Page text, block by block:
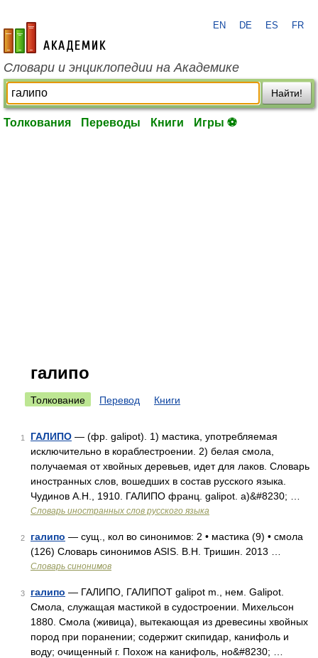
academic.ru
EN DE ES FR
Словари и энциклопедии на Академике
Найти!
Толкования Переводы Книги Игры ⚽
галипо
Толкование Перевод Книги
1 ГАЛИПО — (фр. galipot). 1) мастика, употребляемая
исключительно в кораблестроении. 2) белая смола,
получаемая от хвойных деревьев, идет для лаков. Словарь
иностранных слов, вошедших в состав русского языка.
Чудинов А.Н., 1910. ГАЛИПО франц. galipot. а)&#8230; …
Словарь иностранных слов русского языка
2 галипо — сущ., кол во синонимов: 2 • мастика (9) • смола
(126) Словарь синонимов ASIS. В.Н. Тришин. 2013 …
Словарь синонимов
3 галипо — ГАЛИПО, ГАЛИПОТ galipot m., нем. Galipot.
Смола, служащая мастикой в судостроении. Михельсон
1880. Смола (живица), вытекающая из древесины хвойных
пород при поранении; содержит скипидар, канифоль и
воду; очищенный г. Похож на канифоль, но&#8230; …